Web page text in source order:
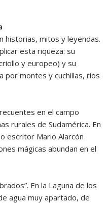
historias, mitos y leyendas.
esta riqueza: su
y europeo) y su
por montes y cuchillas, ríos
en el campo
rurales de Sudamérica. En
escritor Mario Alarcón
mágicas abundan en el
En la Laguna de los
agua muy apartado, de